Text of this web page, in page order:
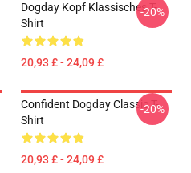
Dogday Kopf Klassisches T-
Shirt
20,93 £ - 24,09 £
-20%
Confident Dogday Classic T-
Shirt
20,93 £ - 24,09 £
-20%